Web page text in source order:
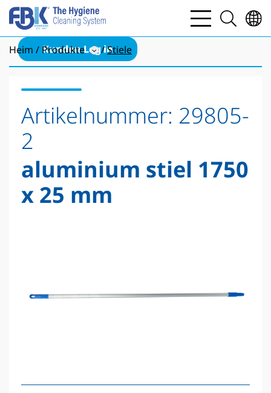
bars
light
search
light
Kunden Log in
Heim Produkte Stiele
Artikelnummer: 29805-
2
aluminium stiel 1750
x 25 mm